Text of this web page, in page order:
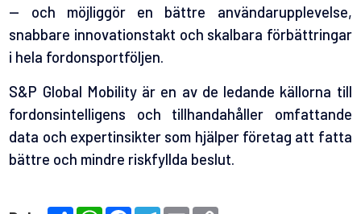
— och möjliggör en bättre användarupplevelse,
snabbare innovationstakt och skalbara förbättringar
i hela fordonsportföljen.
S&P Global Mobility är en av de ledande källorna till
fordonsintelligens och tillhandahåller omfattande
data och expertinsikter som hjälper företag att fatta
bättre och mindre riskfyllda beslut.